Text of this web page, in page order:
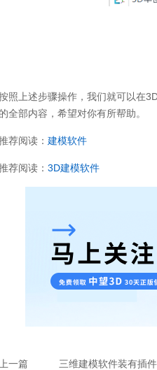
照上述步骤操作，我们就可以在
的全部内容，希望对你有所帮助。
荐阅读： 建模软件
荐阅读： 3D建模软件
上一篇 三维建模软件装有插